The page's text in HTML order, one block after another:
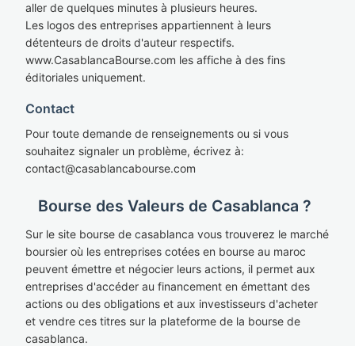
aller de quelques minutes à plusieurs heures.
Les logos des entreprises appartiennent à leurs
détenteurs de droits d'auteur respectifs.
www.CasablancaBourse.com les affiche à des fins
éditoriales uniquement.
Contact
Pour toute demande de renseignements ou si vous
souhaitez signaler un problème, écrivez à:
contact@casablancabourse.com
Bourse des Valeurs de Casablanca ?
Sur le site bourse de casablanca vous trouverez le marché
boursier où les entreprises cotées en bourse au maroc
peuvent émettre et négocier leurs actions, il permet aux
entreprises d'accéder au financement en émettant des
actions ou des obligations et aux investisseurs d'acheter
et vendre ces titres sur la plateforme de la bourse de
casablanca.